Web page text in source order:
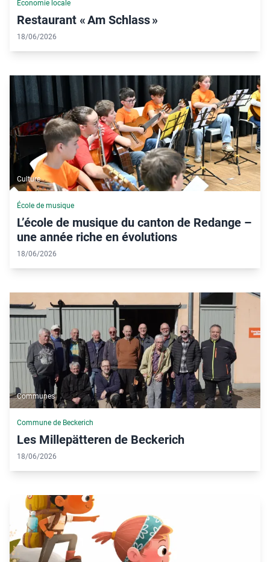
Économie locale
Restaurant « Am Schlass »
18/06/2026
Culture
École de musique
L’école de musique du canton de Redange –
une année riche en évolutions
18/06/2026
Communes
Commune de Beckerich
Les Millepätteren de Beckerich
18/06/2026